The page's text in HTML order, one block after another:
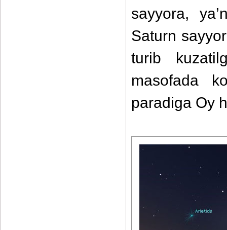
sayyora,
Saturn
turib
masofada
paradiga Oy